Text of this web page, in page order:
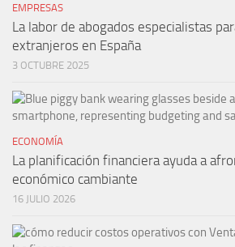
EMPRESAS
La labor de abogados especialistas
extranjeros en España
3 OCTUBRE 2025
ECONOMÍA
La planificación financiera ayuda a
económico cambiante
16 JULIO 2026